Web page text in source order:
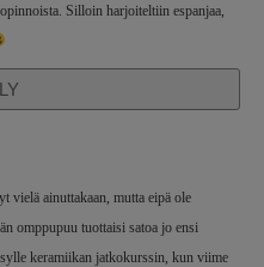
Silloin harjoiteltiin espanjaa,
vielä ainuttakaan, mutta eipä ole
omppupuu tuottaisi satoa jo ensi
keramiikan jatkokurssin, kun viime